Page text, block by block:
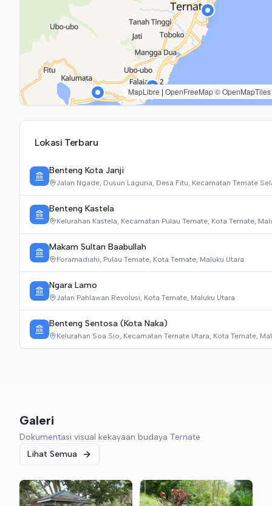
menjadi atraksi pariwisata. Kini, kemenyan sering
digantikan dengan arang tempurung kelapa biasa,
dan pakaian para penari telah disesuaikan
menggunakan warna-warna modern yang mencolok.
MapLibre | OpenFreeMap© OpenMapTiles
Lokasi Terbaru
Benteng Kota Janji
Jalan Ngade, Dusun Laguna, Desa Fitu, Kecamatan Ternate
Benteng Kastela
Kelurahan Kastela, Kecamatan Pulau Ternate, Kota Ternate,
Makam Sultan Baabullah
Foramadiahi, Pulau Ternate, Kota Ternate, Maluku Utara
Ngara Lamo
Jalan Pahlawan Revolusi, Kota Ternate, Maluku Utara
Benteng Sentosa (Kota Naka)
Kelurahan Soa Sio, Kecamatan Ternate Utara, Kota Ternate,
Galeri
Dokumentasi visual kekayaan budaya Ternate
Lihat Semua